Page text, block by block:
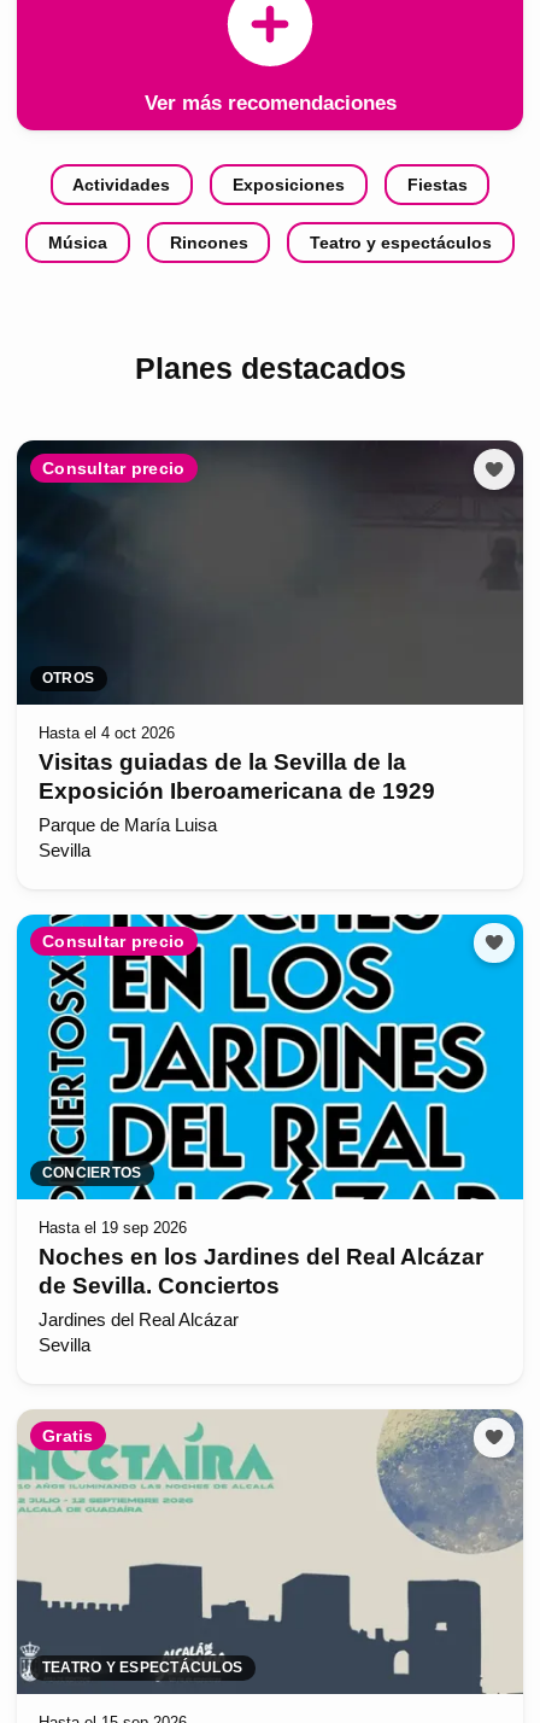
Ver más recomendaciones
Actividades Exposiciones Fiestas
Música Rincones Teatro y espectáculos
Planes destacados
Consultar precio
OTROS
Hasta el 4 oct 2026
Visitas guiadas de la Sevilla de la
Exposición Iberoamericana de 1929
Parque de María Luisa
Sevilla
Consultar precio
CONCIERTOS
Hasta el 19 sep 2026
Noches en los Jardines del Real Alcázar
de Sevilla. Conciertos
Jardines del Real Alcázar
Sevilla
Gratis
TEATRO Y ESPECTÁCULOS